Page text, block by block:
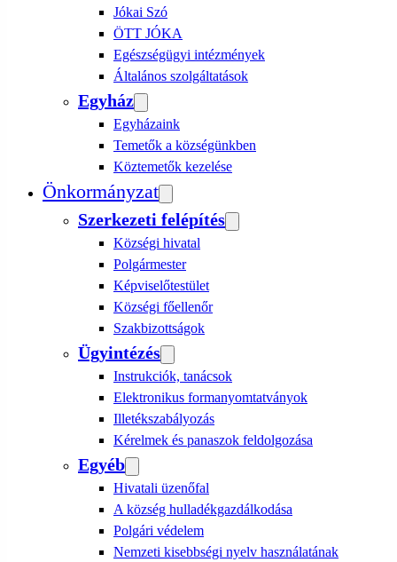
Jókai Szó
ÖTT JÓKA
Egészségügyi intézmények
Általános szolgáltatások
Egyház
Egyházaink
Temetők a községünkben
Köztemetők kezelése
Önkormányzat
Szerkezeti felépítés
Községi hivatal
Polgármester
Képviselőtestület
Községi főellenőr
Szakbizottságok
Ügyintézés
Instrukciók, tanácsok
Elektronikus formanyomtatványok
Illetékszabályozás
Kérelmek és panaszok feldolgozása
Egyéb
Hivatali üzenőfal
A község hulladékgazdálkodása
Polgári védelem
Nemzeti kisebbségi nyelv használatának